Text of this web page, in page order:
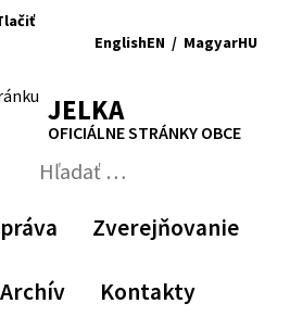
pôvodnú
veľkosť
písma
veľkosť
písma
EnglishEN
English
/ MagyarHU
Magyar
JELKA
OFICIÁLNE STRÁNKY OBCE
Zverejňovanie
Archív Kontakty
Hľadať:
formulár